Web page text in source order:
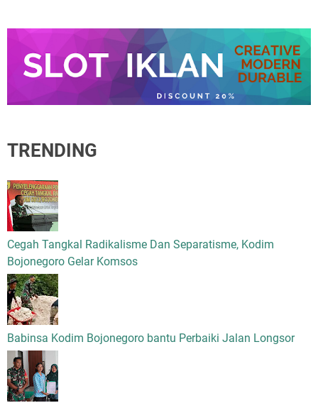
TRENDING
Cegah Tangkal Radikalisme Dan Separatisme, Kodim
Bojonegoro Gelar Komsos
Babinsa Kodim Bojonegoro bantu Perbaiki Jalan Longsor